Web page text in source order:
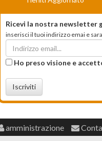
Ricevi la nostra newsletter
inserisci il tuoi indirizzo emai e
Ho preso visione e
Iscriviti
amministrazione